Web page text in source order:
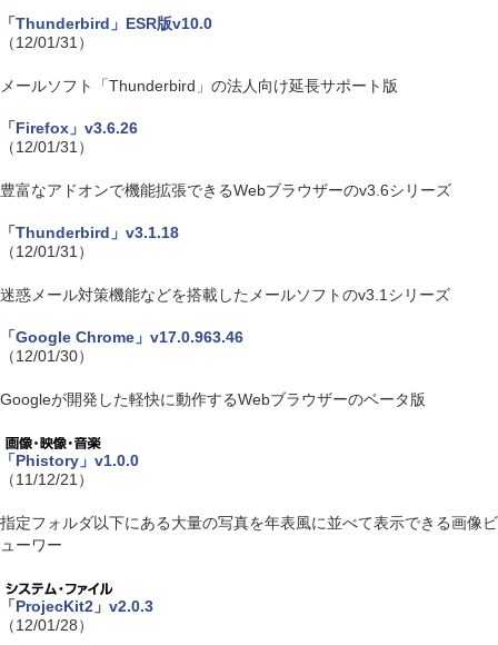
「Thunderbird」ESR版v10.0
（12/01/31）
メールソフト「Thunderbird」の法人向け延長サポート版
「Firefox」v3.6.26
（12/01/31）
豊富なアドオンで機能拡張できるWebブラウザーのv3.6シリーズ
「Thunderbird」v3.1.18
（12/01/31）
迷惑メール対策機能などを搭載したメールソフトのv3.1シリーズ
「Google Chrome」v17.0.963.46
（12/01/30）
Googleが開発した軽快に動作するWebブラウザーのベータ版
「Phistory」v1.0.0
（11/12/21）
指定フォルダ以下にある大量の写真を年表風に並べて表示できる画像ビ
ューワー
「ProjecKit2」v2.0.3
（12/01/28）